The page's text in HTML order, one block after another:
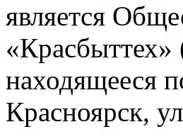
является
находящееся
Красноярск,